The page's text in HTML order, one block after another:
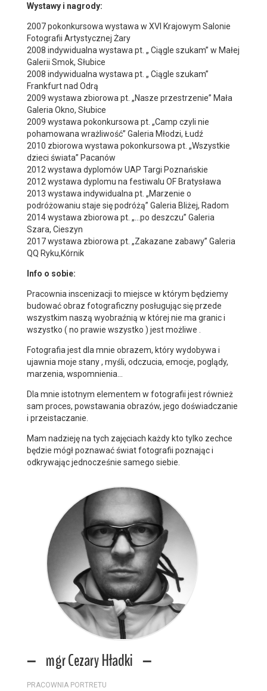
Wystawy i nagrody:
2007 pokonkursowa wystawa w XVI Krajowym Salonie
Fotografii Artystycznej Żary
2008 indywidualna wystawa pt. „ Ciągle szukam” w Małej
Galerii Smok, Słubice
2008 indywidualna wystawa pt. „ Ciągle szukam”
Frankfurt nad Odrą
2009 wystawa zbiorowa pt. „Nasze przestrzenie” Mała
Galeria Okno, Słubice
2009 wystawa pokonkursowa pt. „Camp czyli nie
pohamowana wrażliwość” Galeria Młodzi, Łudź
2010 zbiorowa wystawa pokonkursowa pt. „Wszystkie
dzieci świata” Pacanów
2012 wystawa dyplomów UAP Targi Poznańskie
2012 wystawa dyplomu na festiwalu OF Bratysława
2013 wystawa indywidualna pt. „Marzenie o
podróżowaniu staje się podróżą” Galeria Bliżej, Radom
2014 wystawa zbiorowa pt. „…po deszczu” Galeria
Szara, Cieszyn
2017 wystawa zbiorowa pt. „Zakazane zabawy” Galeria
QQ Ryku,Kórnik
Info o sobie:
Pracownia inscenizacji to miejsce w którym będziemy
budować obraz fotograficzny posługując się przede
wszystkim naszą wyobraźnią w której nie ma granic i
wszystko ( no prawie wszystko ) jest możliwe .
Fotografia jest dla mnie obrazem, który wydobywa i
ujawnia moje stany , myśli, odczucia, emocje, poglądy,
marzenia, wspomnienia…
Dla mnie istotnym elementem w fotografii jest również
sam proces, powstawania obrazów, jego doświadczanie
i przeistaczanie.
Mam nadzieję na tych zajęciach każdy kto tylko zechce
będzie mógł poznawać świat fotografii poznając i
odkrywając jednocześnie samego siebie.
mgr Cezary Hładki
PRACOWNIA PORTRETU